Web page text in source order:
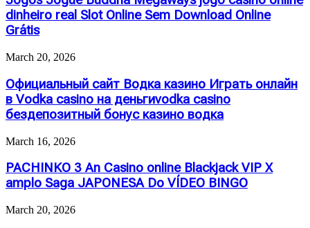
dinheiro real Slot Online Sem Download Online
Grátis
March 20, 2026
Официальный сайт Водка казино Играть онлайн
в Vodka casino на деньгиvodka casino
бездепозитный бонус казино водка
March 16, 2026
PACHINKO 3 An Casino online Blackjack VIP X
amplo Saga JAPONESA Do VÍDEO BINGO
March 20, 2026